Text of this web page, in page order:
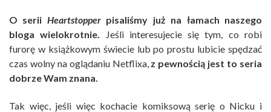
O serii Heartstopper pisaliśmy już na łamach naszego
bloga wielokrotnie.
Jeśli interesujecie się tym, co robi
furorę w książkowym świecie lub po prostu lubicie spędzać
czas wolny na oglądaniu Netflixa, z pewnością jest to seria
dobrze Wam znana.
Tak więc, jeśli więc kochacie komiksową serię o Nicku i